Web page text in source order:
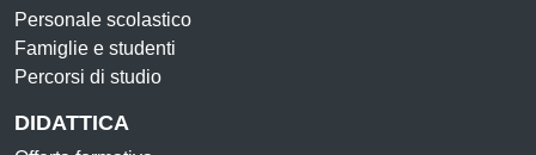
Personale scolastico
Famiglie e studenti
Percorsi di studio
DIDATTICA